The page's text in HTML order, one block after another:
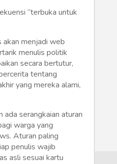
“terbuka untuk
menjadi web
menulis politik
secara bertutur,
tentang
yang mereka alami,
ada serangkaian aturan
warga yang
Aturan paling
penulis wajib
asli sesuai kartu